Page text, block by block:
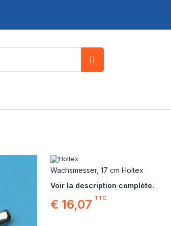
Wachsmesser, 17 cm Holtex
Voir la description complète.
€ 16,07 TTC